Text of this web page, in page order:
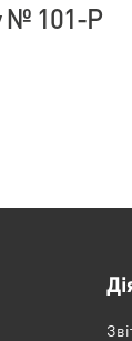
№ 101-Р